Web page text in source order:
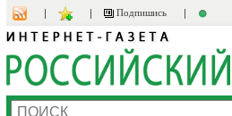
Подпишись